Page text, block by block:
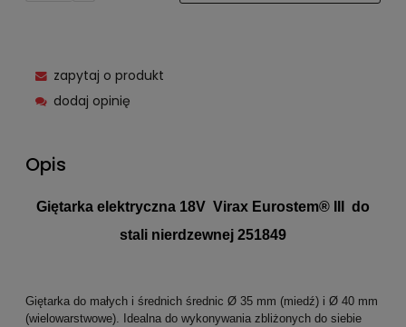
zapytaj o produkt
dodaj opinię
Opis
Giętarka elektryczna 18V Virax Eurostem® III do
stali nierdzewnej 251849
Giętarka do małych i średnich średnic Ø 35 mm (miedź) i Ø 40 mm
(wielowarstwowe).
Idealna do wykonywania zbliżonych do siebie